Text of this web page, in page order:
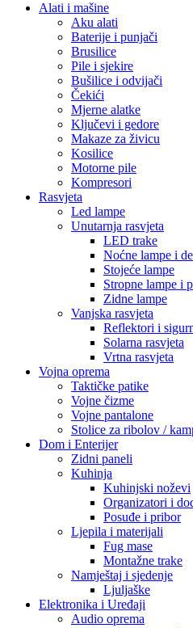
Alati i mašine
Aku alati
Baterije i punjači
Brusilice
Pile i sjekire
Bušilice i odvijači
Čekići
Mjerne alatke
Ključevi i gedore
Makaze za živicu
Kosilice
Motorne pile
Kompresori
Rasvjeta
Led lampe
Unutarnja rasvjeta
LED trake
Noćne lampe i
Stojeće lampe
Stropne lampe i
Zidne lampe
Vanjska rasvjeta
Reflektori i
Solarna rasvjeta
Vrtna rasvjeta
Vojna oprema
Taktičke patike
Vojne čizme
Vojne pantalone
Stolice za ribolov /
Dom i Enterijer
Zidni paneli
Kuhinja
Kuhinjski noževi
Organizatori i
Posuđe i pribor
Ljepila i materijali
Fug mase
Montažne trake
Namještaj i sjedenje
Ljuljaške
Elektronika i Uređaji
Audio oprema